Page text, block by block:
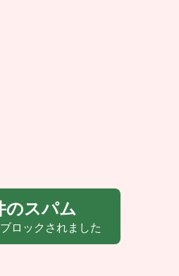
スパム
ロックされました